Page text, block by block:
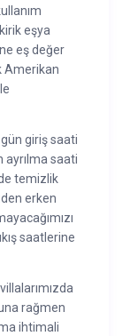
eşya
eş değer
Amerikan
gün giriş saati
ayrılma saati
temizlik
erken
saatlerine
rağmen
ihtimali